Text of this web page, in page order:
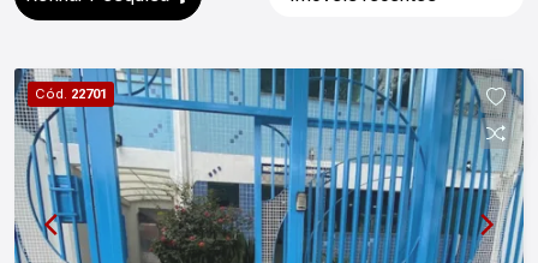
Cód. 22701